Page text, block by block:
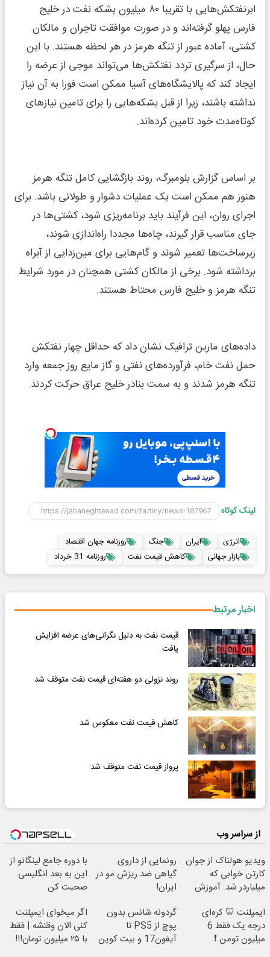
ابرنفتکش‌هایی با تقریبا ۸۰ میلیون بشکه نفت در خلیج
فارس پهلو گرفته‌اند و در صورت موافقت تاجران و مالکان
کشتی، آماده عبور از تنگه هرمز در هر لحظه هستند. با این
حال، از سرگیری تردد نفتکش‌ها می‌تواند موجی از عرضه را
ایجاد کند که پالایشگاه‌های آسیا ممکن است فورا به آن نیاز
نداشته باشند، زیرا از قبل بشکه‌هایی را برای تامین نیازهای
کوتاه‌مدت خود تامین کرده‌اند.
بر اساس گزارش بلومبرگ، روند بازگشایی کامل تنگه هرمز
هنوز هم ممکن است یک عملیات دشوار و طولانی باشد. برای
اجرای روان، این فرآیند باید برنامه‌ریزی شود، کشتی‌ها در
جای مناسب قرار گیرند، چاه‌ها مجددا راه‌اندازی شوند،
زیرساخت‌ها تعمیر شوند و گام‌هایی برای مین‌زدایی از آبراه
برداشته شود. برخی از مالکان کشتی همچنان در مورد شرایط
تنگه هرمز و خلیج فارس محتاط هستند.
داده‌های مارین ترافیک نشان داد که حداقل چهار نفتکش
حمل نفت خام، فرآورده‌های نفتی و گاز مایع روز جمعه وارد
تنگه هرمز شدند و به سمت بنادر خلیج عراق حرکت کردند.
لینک کوتاه
انرژی ایران جنگ
روزنامه جهان اقتصاد
بازار جهانی
کاهش قیمت نفت روزنامه 31 خرداد
اخبار مرتبط
قیمت نفت به دلیل نگرانی‌های عرضه افزایش
یافت
روند نزولی دو هفته‌ای قیمت نفت متوقف شد
کاهش قیمت نفت معکوس شد
پرواز قیمت نفت متوقف شد
از سراسر وب
ویدیو هولناک از جوان
کارتن خوابی که
میلیاردر شد. آموزش
رونمایی از داروی
گیاهی ضد ریزش مو در
ایران!
با دوره جامع لینگانو از
این به بعد انگلیسی
صحبت کن
ایمپلنت 🦷 کره‌ای
درجه یک فقط 6
میلیون تومن ❗
گردونه شانس بدون
پوچ از PS5 تا
آیفون17 و بیت کوین
اگر میخوای ایمپلنت
کنی الان وقتشه | فقط
با ۲۵ میلیون تومان!!!